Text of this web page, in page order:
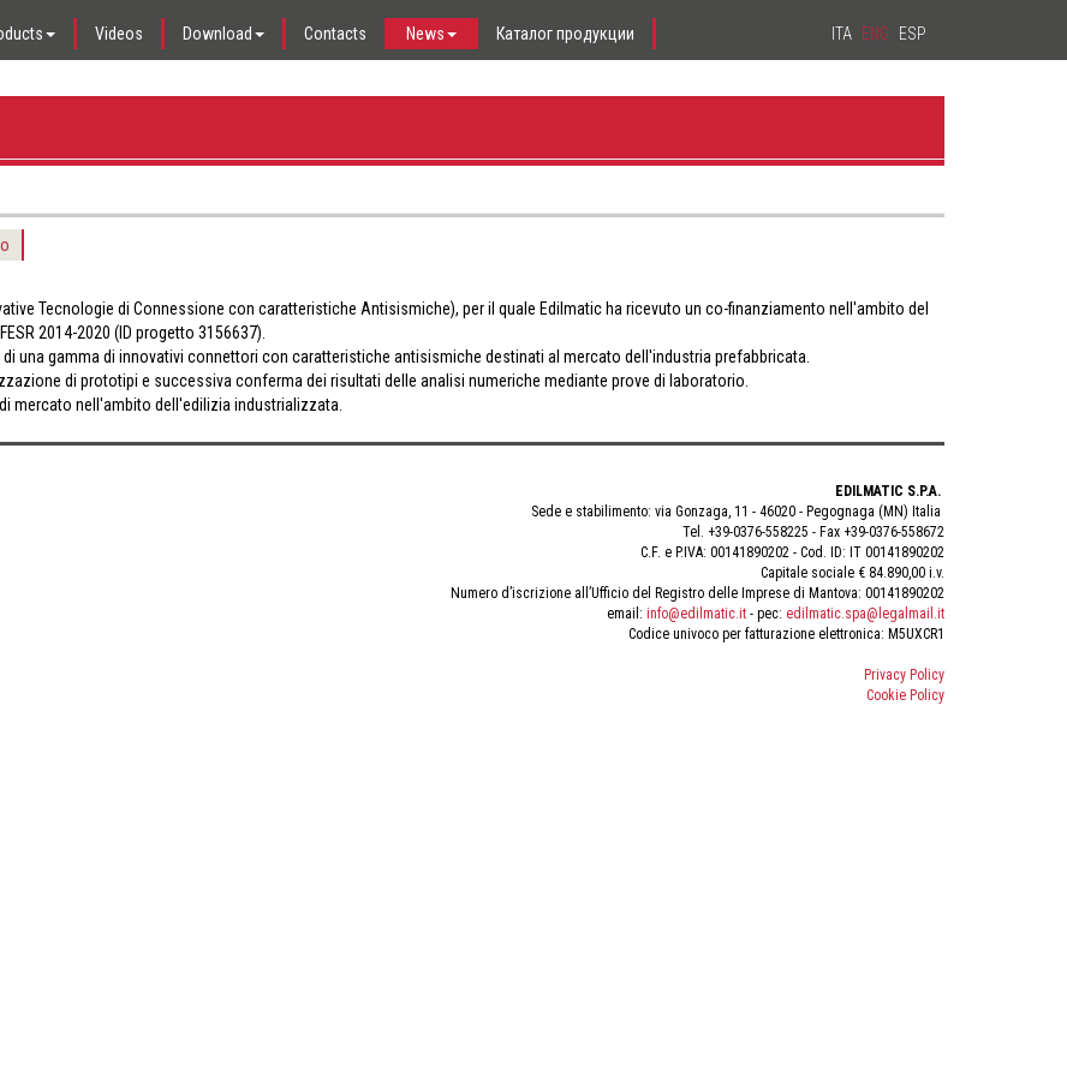
Videos Download Contacts News Каталог продукции ITA ENG ESP
Tecnologie di Connessione con caratteristiche Antisismiche), per il quale Edilmatic ha ricevuto un co-finanziamento nell'ambito del
2014-2020 (ID progetto 3156637).
una gamma di innovativi connettori con caratteristiche antisismiche destinati al mercato dell'industria prefabbricata.
di prototipi e successiva conferma dei risultati delle analisi numeriche mediante prove di laboratorio.
mercato nell'ambito dell'edilizia industrializzata.
EDILMATIC S.P.A.
Sede e stabilimento: via Gonzaga, 11 - 46020 - Pegognaga (MN) Italia
Tel. +39-0376-558225 - Fax +39-0376-558672
C.F. e P.IVA: 00141890202 - Cod. ID: IT 00141890202
Capitale sociale € 84.890,00 i.v.
Numero d’iscrizione all’Ufficio del Registro delle Imprese di Mantova: 00141890202
email: info@edilmatic.it - pec: edilmatic.spa@legalmail.it
Codice univoco per fatturazione elettronica: M5UXCR1
Privacy Policy
Cookie Policy